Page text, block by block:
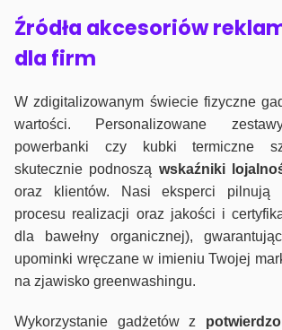
Źródła akcesoriów
dla firm
W zdigitalizowanym świecie fizyczne
wartości. Personalizowane
powerbanki czy kubki termiczne
skutecznie podnoszą wskaźniki
oraz klientów. Nasi eksperci pilnują
procesu realizacji oraz jakości i
dla bawełny organicznej),
upominki wręczane w imieniu Twojej
na zjawisko greenwashingu.
Wykorzystanie gadżetów z